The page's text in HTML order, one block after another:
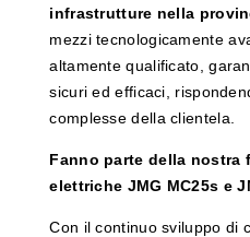
infrastrutture nella
mezzi tecnologicamente
altamente qualificato,
sicuri ed efficaci,
complesse della clientela.
Fanno parte della nostra
elettriche JMG MC25s e
Con il continuo sviluppo di